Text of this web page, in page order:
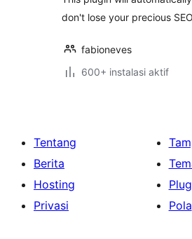
don't lose your precious
fabioneves
600+ instalasi aktif
Tentang
Berita
Hosting
Privasi
Pola